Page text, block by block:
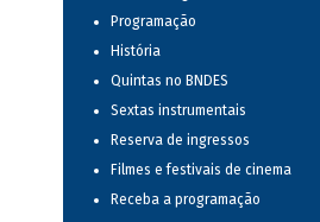
Programação
História
Quintas no BNDES
Sextas instrumentais
Reserva de ingressos
Filmes e festivais de cinema
Receba a programação